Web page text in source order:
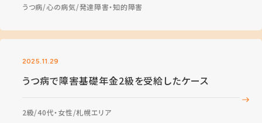
うつ病 心の病気 発達障害・知的障害
2025.11.29
うつ病で障害基礎年金2級を受給したケース
2級 40代・女性 札幌エリア